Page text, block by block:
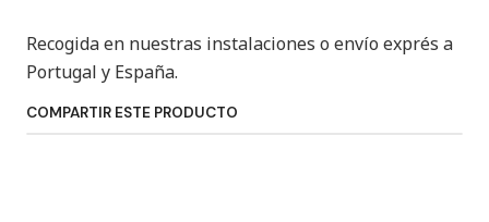
Recogida en nuestras instalaciones o envío exprés a
Portugal y España.
COMPARTIR ESTE PRODUCTO